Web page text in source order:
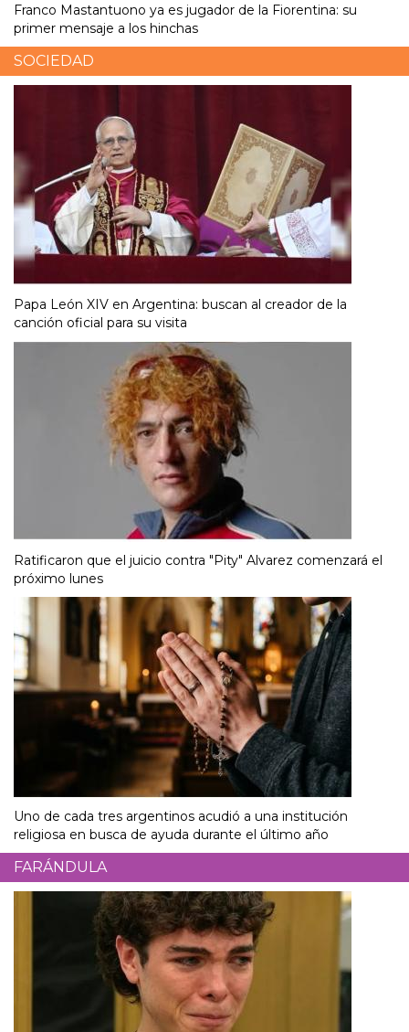
Franco Mastantuono ya es jugador de la Fiorentina: su
primer mensaje a los hinchas
SOCIEDAD
Papa León XIV en Argentina: buscan al creador de la
canción oficial para su visita
Ratificaron que el juicio contra "Pity" Alvarez comenzará el
próximo lunes
Uno de cada tres argentinos acudió a una institución
religiosa en busca de ayuda durante el último año
FARÁNDULA